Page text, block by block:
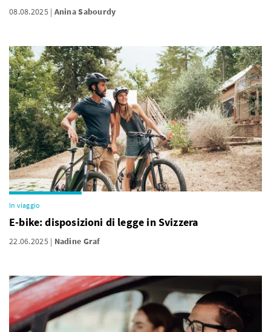
08.08.2025 Anina Sabourdy
In viaggio
E-bike: disposizioni di legge in Svizzera
22.06.2025 Nadine Graf